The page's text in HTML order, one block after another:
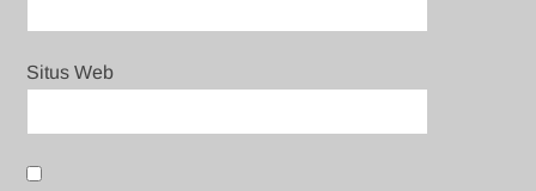
Situs Web